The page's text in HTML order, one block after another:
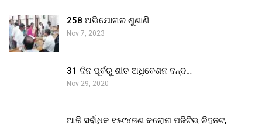
258 ଅଭିଯୋଗର ଶୁଣାଣି
Nov 7, 2023
31 ଦିନ ପୂର୍ବରୁ ଶୀତ ଅଧିବେଶନ ବନ୍ଦ…
Nov 29, 2020
ଆଜି ସର୍ବାଧିକ ୧୫୯୪ଜଣ କରୋନା ପଜିଟିଭ୍ ଚିହ୍ନଟ,